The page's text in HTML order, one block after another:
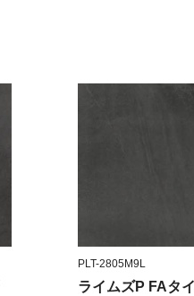
PLT-2805M9L
ライムズP FAタ